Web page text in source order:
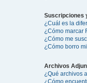
Suscripciones
¿Cuál es la
¿Cómo marcar
¿Cómo me
¿Cómo borro
Archivos
¿Qué archivos
¿Cómo